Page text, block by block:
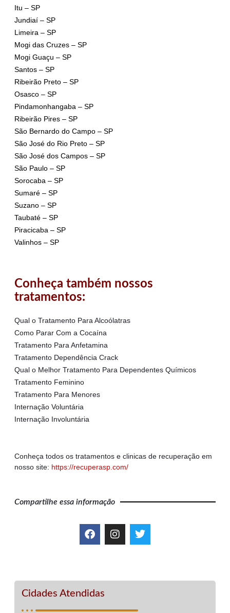
Itu – SP
Jundiaí – SP
Limeira – SP
Mogi das Cruzes – SP
Mogi Guaçu – SP
Santos – SP
Ribeirão Preto – SP
Osasco – SP
Pindamonhangaba – SP
Ribeirão Pires – SP
São Bernardo do Campo – SP
São José do Rio Preto – SP
São José dos Campos – SP
São Paulo – SP
Sorocaba – SP
Sumaré – SP
Suzano – SP
Taubaté – SP
Piracicaba – SP
Valinhos – SP
Conheça também nossos
tratamentos:
Qual o Tratamento Para Alcoólatras
Como Parar Com a Cocaína
Tratamento Para Anfetamina
Tratamento Dependência Crack
Qual o Melhor Tratamento Para Dependentes Químicos
Tratamento Feminino
Tratamento Para Menores
Internação Voluntária
Internação Involuntária
Conheça todos os tratamentos e clinicas de recuperação em
nosso site: https://recuperasp.com/
Compartilhe essa informação
Cidades Atendidas